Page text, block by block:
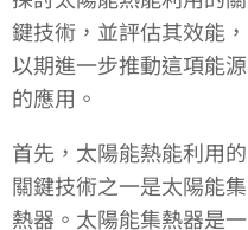
鍵技術，並評估其效能，
以期進一步推動這項能源
的應用。
首先，太陽能熱能利用的
關鍵技術之一是太陽能集
熱器。太陽能集熱器是一